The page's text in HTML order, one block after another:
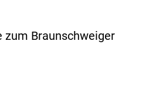
Braunschweiger